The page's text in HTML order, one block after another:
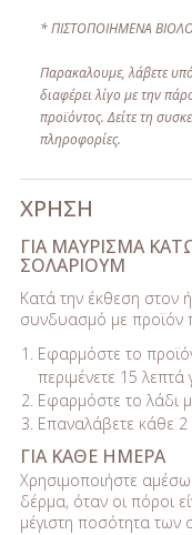
* ΠΙΣΤΟΠΟΙΗΜΈΝΑ
Пαρακαλουμε, λάβετε
διαφέρει λίγο με την
προϊόντος. Δείτε τη
πληροφορίες.
ΧΡΉΣΗ
ΓΙΑ ΜΑΥΡΙΣΜΑ
ΣΟΛΑΡΙΟΥΜ
Κατά την έκθεση στον
συνδυασμό με προϊόν
Εφαρμόστε το
περιμένετε 15
Εφαρμόστε το λάδι
Επαναλάβετε κάθε
ΓΙΑ ΚΑΘΕ ΗΜΕΡΑ
Χρησιμοποιήστε
δέρμα, όταν οι πόροι
μέγιστη ποσότητα των